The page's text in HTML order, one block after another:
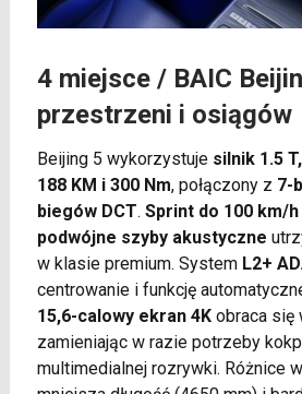
4 miejsce / BAIC
przestrzeni i osiągów
Beijing 5 wykorzystuje silnik 1.5
188 KM i 300 Nm, połączony z 7-
biegów DCT. Sprint do 100 km/
podwójne szyby akustyczne
w klasie premium. System L2+
centrowanie i funkcję
15,6-calowy ekran 4Kobraca się
zamieniając w razie potrzeby
multimedialnej rozrywki. Różnice